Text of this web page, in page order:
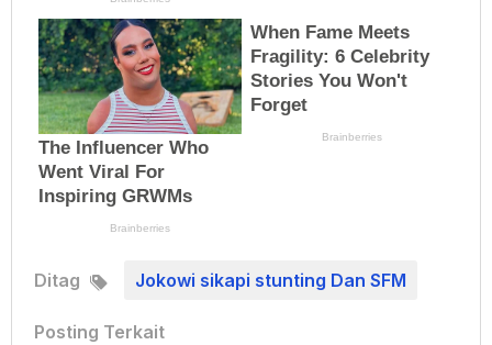
Ditag Jokowi sikapi stunting Dan SFM
Posting Terkait